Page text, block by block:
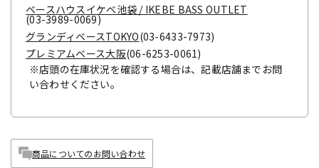
ベースハウスイケベ池袋 / IKEBE BASS OUTLET
(03-3989-0069)
グランディベースTOKYO(03-6433-7973)
プレミアムベース大阪(06-6253-0061)
※店頭の在庫状況を確認する場合は、記載店舗までお問
い合わせください。
商品についてのお問い合わせ